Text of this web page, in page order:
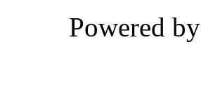
Powered by